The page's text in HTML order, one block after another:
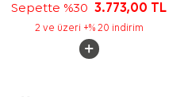
Sepette %30 3.773,00 TL
2 ve üzeri +% 20 indirim